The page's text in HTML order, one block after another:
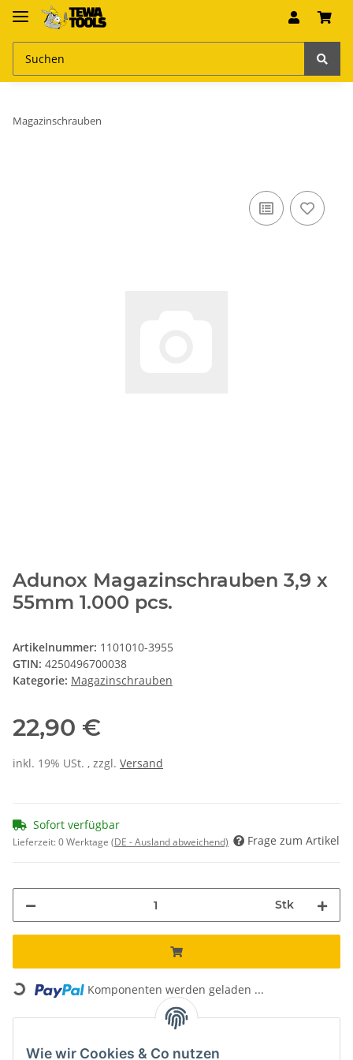
Magazinschrauben
Adunox Magazinschrauben 3,9 x
55mm 1.000 pcs.
Artikelnummer: 1101010-3955
GTIN: 4250496700038
Kategorie: Magazinschrauben
22,90 €
inkl. 19% USt. , zzgl. Versand
Sofort verfügbar
Lieferzeit:0 Werktage (DE - Ausland abweichend) Frage zum Artikel
Stk
Komponenten werden geladen ...
Wie wir Cookies & Co nutzen